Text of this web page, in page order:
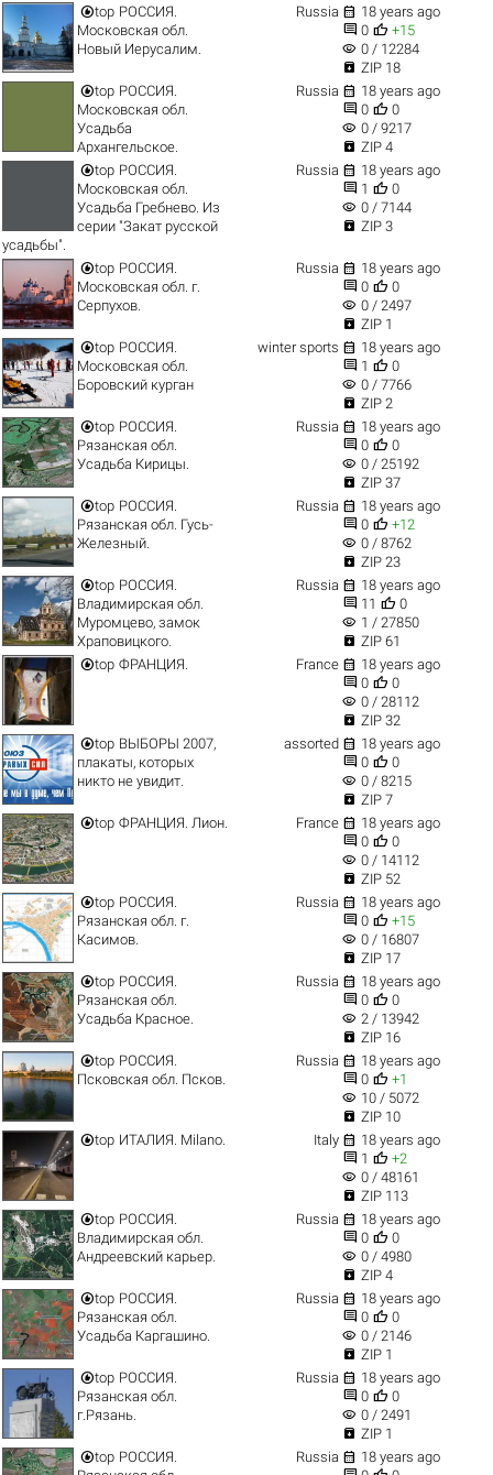
top РОССИЯ.
Московская обл.
Новый Иерусалим.
Russia  18 years ago
 0  +15
visibility 0 / 12284
 ZIP 18
top РОССИЯ.
Московская обл.
Усадьба
Архангельское.
Russia  18 years ago
 0  0
visibility 0 / 9217
 ZIP 4
top РОССИЯ.
Московская обл.
Усадьба Гребнево. Из
серии "Закат русской
усадьбы".
Russia  18 years ago
 1  0
visibility 0 / 7144
 ZIP 3
top РОССИЯ.
Московская обл. г.
Серпухов.
Russia  18 years ago
 0  0
visibility 0 / 2497
 ZIP 1
top РОССИЯ.
Московская обл.
Боровский курган
winter sports  18 years ago
 1  0
visibility 0 / 7766
 ZIP 2
top РОССИЯ.
Рязанская обл.
Усадьба Кирицы.
Russia  18 years ago
 0  0
visibility 0 / 25192
 ZIP 37
top РОССИЯ.
Рязанская обл. Гусь-
Железный.
Russia  18 years ago
 0  +12
visibility 0 / 8762
 ZIP 23
top РОССИЯ.
Владимирская обл.
Муромцево, замок
Храповицкого.
Russia  18 years ago
 11  0
visibility 1 / 27850
 ZIP 61
top ФРАНЦИЯ. France  18 years ago
 0  0
visibility 0 / 28112
 ZIP 32
top ВЫБОРЫ 2007,
плакаты, которых
никто не увидит.
assorted  18 years ago
 0  0
visibility 0 / 8215
 ZIP 7
top ФРАНЦИЯ. Лион. France  18 years ago
 0  0
visibility 0 / 14112
 ZIP 52
top РОССИЯ.
Рязанская обл. г.
Касимов.
Russia  18 years ago
 0  +15
visibility 0 / 16807
 ZIP 17
top РОССИЯ.
Рязанская обл.
Усадьба Красное.
Russia  18 years ago
 0  0
visibility 2 / 13942
 ZIP 16
top РОССИЯ.
Псковская обл. Псков.
Russia  18 years ago
 0  +1
visibility 10 / 5072
 ZIP 10
top ИТАЛИЯ. Milano. Italy  18 years ago
 1  +2
visibility 0 / 48161
 ZIP 113
top РОССИЯ.
Владимирская обл.
Андреевский карьер.
Russia  18 years ago
 0  0
visibility 0 / 4980
 ZIP 4
top РОССИЯ.
Рязанская обл.
Усадьба Каргашино.
Russia  18 years ago
 0  0
visibility 0 / 2146
 ZIP 1
top РОССИЯ.
Рязанская обл.
г.Рязань.
Russia  18 years ago
 0  0
visibility 0 / 2491
 ZIP 1
top РОССИЯ.
Russia  18 years ago